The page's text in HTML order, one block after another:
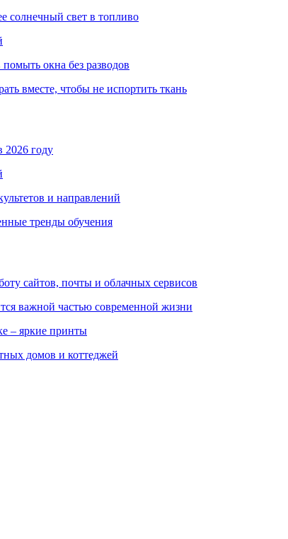
солнечный свет в топливо
окна без разводов
вместе, чтобы не испортить ткань
2026 году
и направлений
тренды обучения
сайтов, почты и облачных сервисов
важной частью современной жизни
– яркие принты
домов и коттеджей